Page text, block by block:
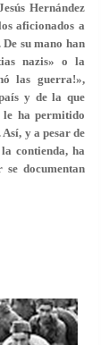
Hernández
aficionados a
su mano han
nazis» o la
las guerra!»,
y de la que
le ha permitido
Así, y a pesar de
contienda, ha
documentan